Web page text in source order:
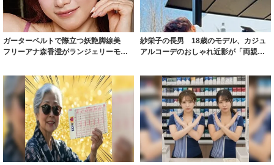
ガーターベルトで際立つ妖艶脚線美
フリーアナ森香澄がランジェリーモデ
紗栄子の長男 18歳のモデル、カジュ
アルコーデのおしゃれ近影が「両親の